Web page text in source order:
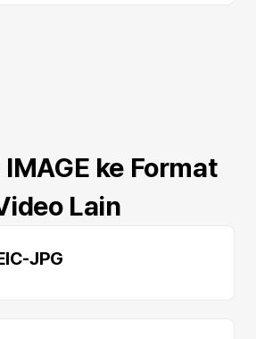
ke Format
Lain
JPG